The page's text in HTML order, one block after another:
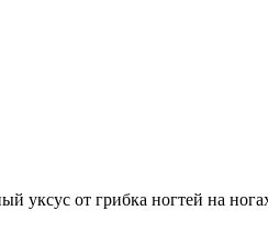
уксус от грибка ногтей на